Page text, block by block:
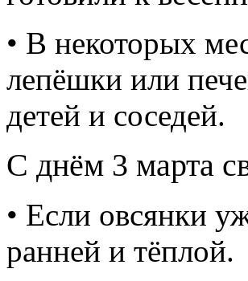
• В некоторых
лепёшки или
детей и соседей.
С днём 3 марта
• Если овсянки
ранней и тёплой.